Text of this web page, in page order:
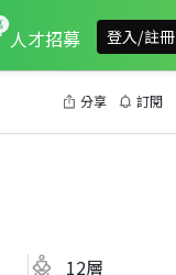
人才招募 登入/註冊
分享 訂閱
12層